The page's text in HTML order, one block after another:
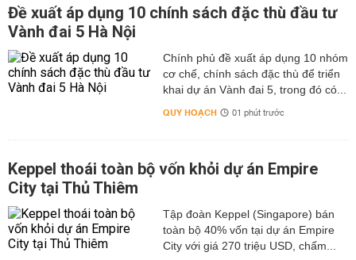
Đề xuất áp dụng 10 chính sách đặc thù đầu tư
Vành đai 5 Hà Nội
Chính phủ đề xuất áp dụng 10 nhóm
cơ chế, chính sách đặc thù để triển
khai dự án Vành đai 5, trong đó có...
QUY HOẠCH 01 phút trước
Keppel thoái toàn bộ vốn khỏi dự án Empire
City tại Thủ Thiêm
Tập đoàn Keppel (Singapore) bán
toàn bộ 40% vốn tại dự án Empire
City với giá 270 triệu USD, chấm...